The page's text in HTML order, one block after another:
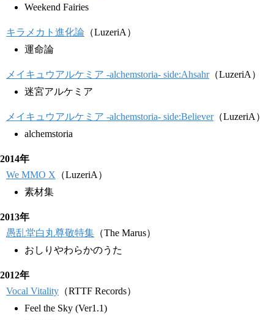
Weekend Fairies
キラメカト進化論 （LuzeriA）
運命論
メイキュウアルケミア -alchemstoria- side:Ahsahr（LuzeriA）
迷宮アルケミア
メイキュウアルケミア -alchemstoria- side:Believer（LuzeriA）
alchemstoria
2014年
We MMO X （LuzeriA）
素材集
2013年
愚乱堂白丸尊敬特集 （The Marus）
おしりやわらかのうた
2012年
Vocal Vitality （RTTF Records）
Feel the Sky (Ver1.1)